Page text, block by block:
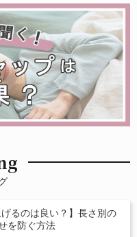
げるのは良い？】長さ別の
を防ぐ方法